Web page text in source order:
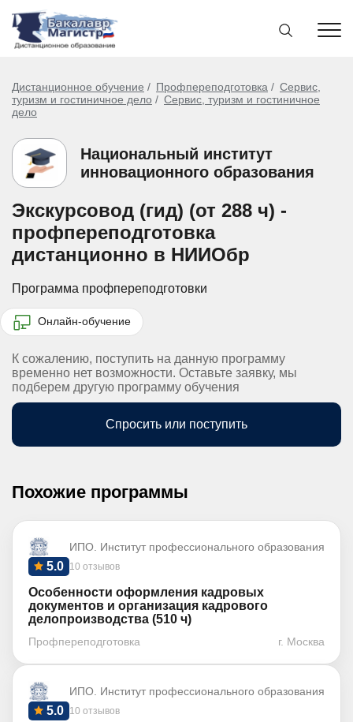
Дистанционное обучение Профпереподготовка
Сервис,
туризм и гостиничное дело
Сервис, туризм и гостиничное
дело
Национальный институт
инновационного образования
Экскурсовод (гид) (от 288 ч) -
профпереподготовка
дистанционно в НИИОбр
Программа профпереподготовки
Онлайн-обучение
К сожалению, поступить на данную программу
временно нет возможности. Оставьте заявку, мы
подберем другую программу обучения
Спросить или поступить
Похожие программы
ИПО. Институт профессионального образования
10 отзывов
5.0
Особенности оформления кадровых
документов и организация кадрового
делопроизводства (510 ч)
Профпереподготовка г. Москва
ИПО. Институт профессионального образования
10 отзывов
5.0